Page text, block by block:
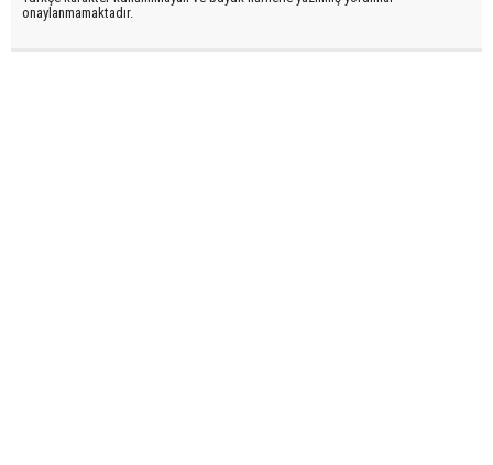
onaylanmamaktadır.